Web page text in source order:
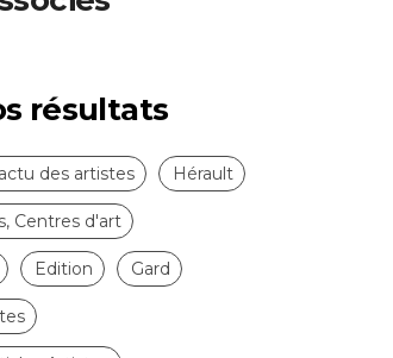
résultats
des artistes Hérault
Centres d'art
Edition Gard